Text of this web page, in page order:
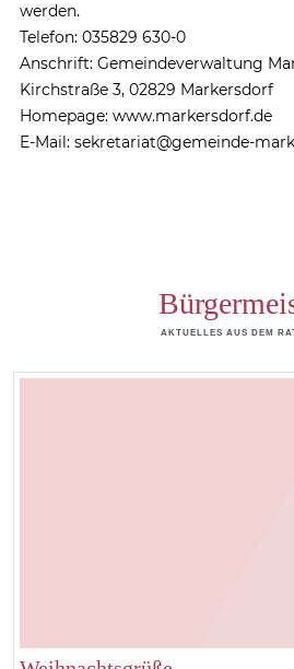
werden.
Telefon: 035829 630-0
Anschrift: Gemeindeverwaltung
Kirchstraße 3, 02829 Markersdorf
Homepage: www.markersdorf.de
E-Mail: sekretariat@gemeinde-
AKTUELLES AUS DEM